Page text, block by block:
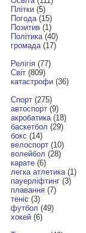
Плітки(5)
Погода(15)
Позитив(1)
Політика(40)
громада(17)
Релігія(77)
Світ(809)
катастрофи(36)
Спорт(275)
автоспорт(9)
акробатика(18)
баскетбол (29)
бокс (14)
велоспорт(10)
волейбол (28)
карате(6)
легка атлетика(1)
пауерліфтинг(3)
плавання(7)
теніс (3)
футбол (49)
хокей(6)